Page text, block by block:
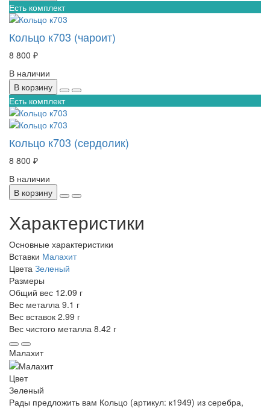
Есть комплект
Кольцо к703 (чароит)
8 800 ₽
В наличии
В корзину
Есть комплект
Кольцо к703 (сердолик)
8 800 ₽
В наличии
В корзину
Характеристики
Основные характеристики
Вставки Малахит
Цвета Зеленый
Размеры
Общий вес 12.09 г
Вес металла 9.1 г
Вес вставок 2.99 г
Вес чистого металла 8.42 г
Малахит
Цвет
Зеленый
Рады предложить вам Кольцо (артикул: к1949) из серебра,